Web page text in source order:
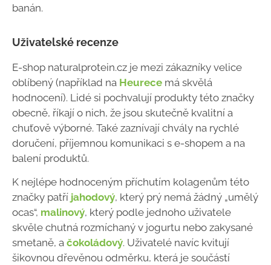
banán.
Uživatelské recenze
E-shop naturalprotein.cz je mezi zákazníky velice
oblíbený (například na Heurece má skvělá
hodnocení). Lidé si pochvalují produkty této značky
obecně, říkají o nich, že jsou skutečně kvalitní a
chuťově výborné. Také zaznívají chvály na rychlé
doručení, příjemnou komunikaci s e-shopem a na
balení produktů.
K nejlépe hodnoceným příchutím kolagenům této
značky patří jahodový, který prý nemá žádný „umělý
ocas“, malinový, který podle jednoho uživatele
skvěle chutná rozmíchaný v jogurtu nebo zakysané
smetaně, a čokoládový. Uživatelé navíc kvitují
šikovnou dřevěnou odměrku, která je součástí